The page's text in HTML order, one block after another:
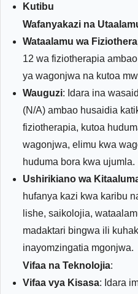
Kutibu
Wafanyakazi na
Wataalamu wa
12 wa fiziotherapia
ya wagonjwa na kutoa
Wauguzi: Idara ina
(N/A) ambao husaidia
fiziotherapia, kutoa
wagonjwa, elimu kwa
huduma bora kwa ujumla.
Ushirikiano wa
hufanya kazi kwa karibu
lishe, saikolojia,
madaktari bingwa ili
inayomzingatia mgonjwa.
Vifaa na Teknolojia:
Vifaa vya Kisasa: Idara